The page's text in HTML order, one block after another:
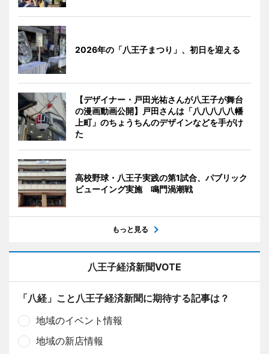
2026年の「八王子まつり」、初日を迎える
【デザイナー・戸田光祐さんが八王子が舞台
の漫画動画公開】戸田さんは「八八八八八幡
上町」のちょうちんのデザインなどを手がけ
た
高校野球・八王子実践の第1試合、パブリック
ビューイング実施 鳴門渦潮戦
もっと見る
八王子経済新聞VOTE
「八経」こと八王子経済新聞に期待する記事は？
地域のイベント情報
地域の新店情報